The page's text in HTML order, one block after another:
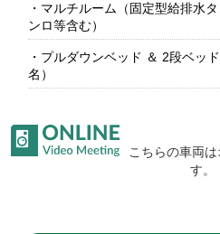
・マルチルーム（固定型給排水
ンロ等含む）
・プルダウンベッド ＆ 2段ベッ
名）
こちらの車両
す。